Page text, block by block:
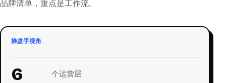
品牌清单，重点是工作流。
操盘手视角
6 个运营层